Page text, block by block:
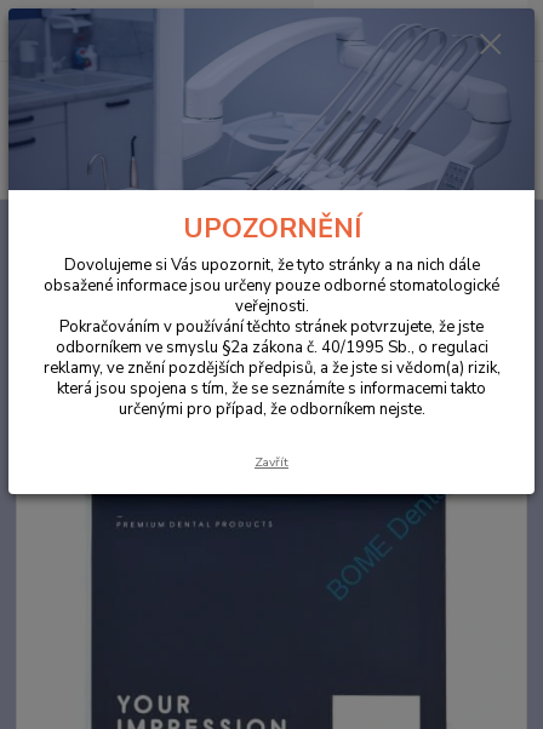
Hledat
za 0,00 Kč
Cavex Bite&White Shade Correction Barrier Bulk
Cavex Bite&White Shade
Correction Barrier Bulk Pack
Novinka TOP produkt
UPOZORNĚNÍ
Dovolujeme si Vás upozornit, že tyto stránky a na nich dále
obsažené informace jsou určeny pouze odborné stomatologické
veřejnosti.
Pokračováním v používání těchto stránek potvrzujete, že jste
odborníkem ve smyslu §2a zákona č. 40/1995 Sb., o regulaci
reklamy, ve znění pozdějších předpisů, a že jste si vědom(a) rizik,
která jsou spojena s tím, že se seznámíte s informacemi takto
určenými pro případ, že odborníkem nejste.
Zavřít